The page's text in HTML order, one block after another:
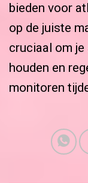
bieden voor
op de juiste
cruciaal om
houden en
monitoren